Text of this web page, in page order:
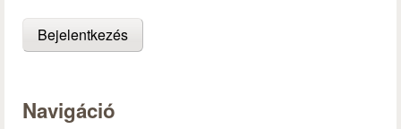
Navigáció